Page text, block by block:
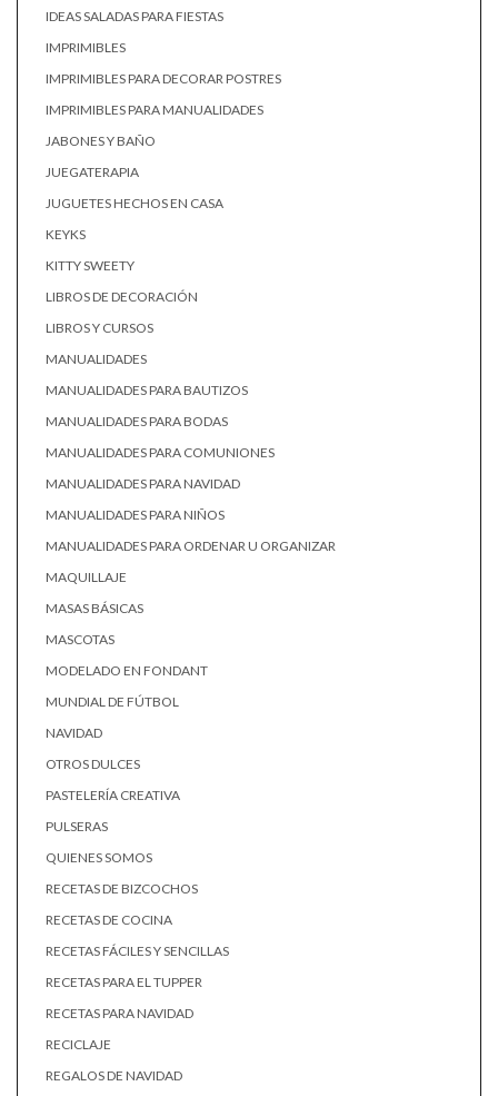
IDEAS SALADAS PARA FIESTAS
IMPRIMIBLES
IMPRIMIBLES PARA DECORAR POSTRES
IMPRIMIBLES PARA MANUALIDADES
JABONES Y BAÑO
JUEGATERAPIA
JUGUETES HECHOS EN CASA
KEYKS
KITTY SWEETY
LIBROS DE DECORACIÓN
LIBROS Y CURSOS
MANUALIDADES
MANUALIDADES PARA BAUTIZOS
MANUALIDADES PARA BODAS
MANUALIDADES PARA COMUNIONES
MANUALIDADES PARA NAVIDAD
MANUALIDADES PARA NIÑOS
MANUALIDADES PARA ORDENAR U ORGANIZAR
MAQUILLAJE
MASAS BÁSICAS
MASCOTAS
MODELADO EN FONDANT
MUNDIAL DE FÚTBOL
NAVIDAD
OTROS DULCES
PASTELERÍA CREATIVA
PULSERAS
QUIENES SOMOS
RECETAS DE BIZCOCHOS
RECETAS DE COCINA
RECETAS FÁCILES Y SENCILLAS
RECETAS PARA EL TUPPER
RECETAS PARA NAVIDAD
RECICLAJE
REGALOS DE NAVIDAD